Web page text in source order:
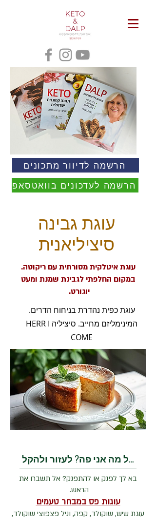
הרשמה לדיוור מתכונים
הרשמה לעדכונים בוואטסאפ
עוגת גבינה
סיציליאנית
עוגת איטלקית מסורתית עם ריקוטה.
במקום החלפתי לגבינת שמנת ומעט
יוגורט.
עוגת כפית נהדרת בניחוח הדרים.
המינימליזם מחייב. סיציליה HERR I
COME
בשביל מה אני פה? לעזור ולהקל
בא לך לפנק או להתפנק? אל תשברו את
הראש.
עוגות פס במבחר טעמים
עוגת שיש, שוקולד, קפה, וניל פצפוצי שוקולד,